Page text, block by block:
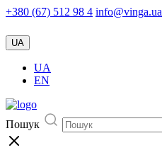
+380 (67) 512 98 4 info@vinga.ua
UA
UA
EN
Пошук